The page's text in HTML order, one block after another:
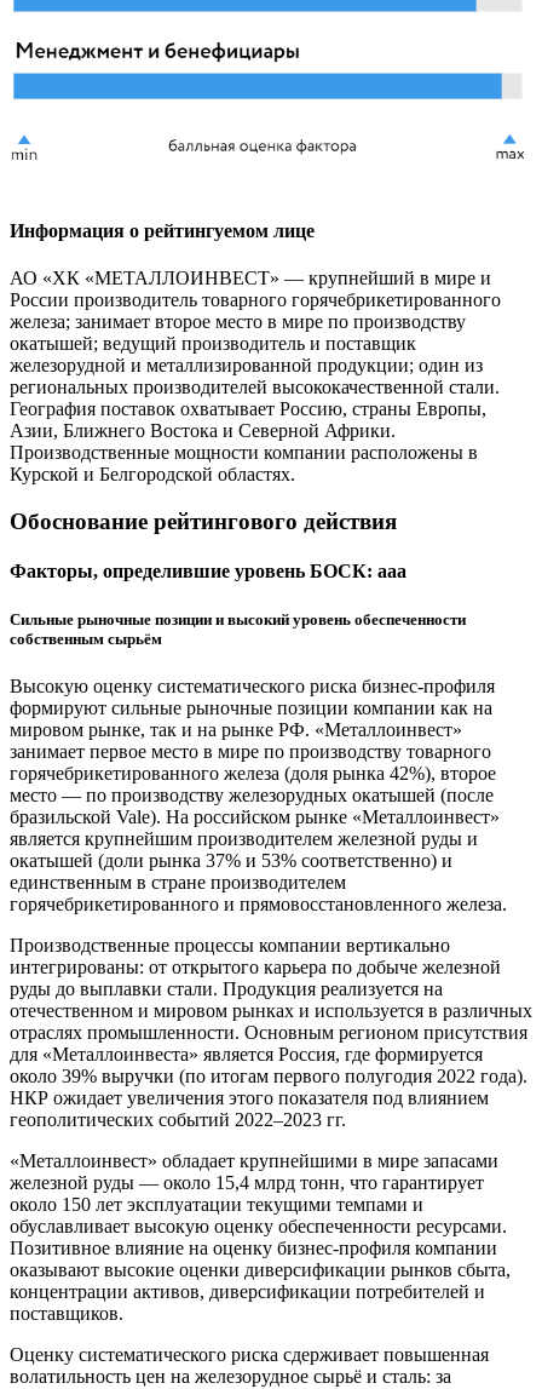
Информация о рейтингуемом лице
АО «ХК «МЕТАЛЛОИНВЕСТ» — крупнейший в мире и
России производитель товарного горячебрикетированного
железа; занимает второе место в мире по производству
окатышей; ведущий производитель и поставщик
железорудной и металлизированной продукции; один из
региональных производителей высококачественной стали.
География поставок охватывает Россию, страны Европы,
Азии, Ближнего Востока и Северной Африки.
Производственные мощности компании расположены в
Курской и Белгородской областях.
Обоснование рейтингового действия
Факторы, определившие уровень БОСК: aaa
Сильные рыночные позиции и высокий уровень обеспеченности
собственным сырьём
Высокую оценку систематического риска бизнес-профиля
формируют сильные рыночные позиции компании как на
мировом рынке, так и на рынке РФ. «Металлоинвест»
занимает первое место в мире по производству товарного
горячебрикетированного железа (доля рынка 42%), второе
место — по производству железорудных окатышей (после
бразильской Vale). На российском рынке «Металлоинвест»
является крупнейшим производителем железной руды и
окатышей (доли рынка 37% и 53% соответственно) и
единственным в стране производителем
горячебрикетированного и прямовосстановленного железа.
Производственные процессы компании вертикально
интегрированы: от открытого карьера по добыче железной
руды до выплавки стали. Продукция реализуется на
отечественном и мировом рынках и используется в различных
отраслях промышленности. Основным регионом присутствия
для «Металлоинвеста» является Россия, где формируется
около 39% выручки (по итогам первого полугодия 2022 года).
НКР ожидает увеличения этого показателя под влиянием
геополитических событий 2022–2023 гг.
«Металлоинвест» обладает крупнейшими в мире запасами
железной руды — около 15,4 млрд тонн, что гарантирует
около 150 лет эксплуатации текущими темпами и
обуславливает высокую оценку обеспеченности ресурсами.
Позитивное влияние на оценку бизнес-профиля компании
оказывают высокие оценки диверсификации рынков сбыта,
концентрации активов, диверсификации потребителей и
поставщиков.
Оценку систематического риска сдерживает повышенная
волатильность цен на железорудное сырьё и сталь: за